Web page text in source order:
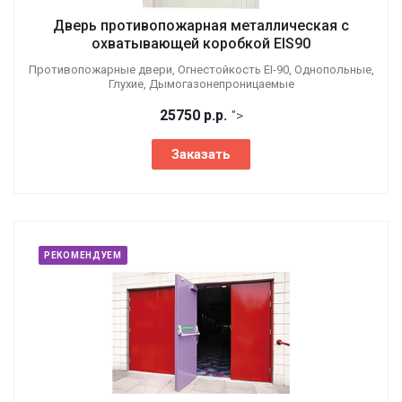
Дверь противопожарная металлическая с
охватывающей коробкой EIS90
Противопожарные двери, Огнестойкость EI-90, Однопольные,
Глухие, Дымогазонепроницаемые
25750 р.р. ">
Заказать
РЕКОМЕНДУЕМ